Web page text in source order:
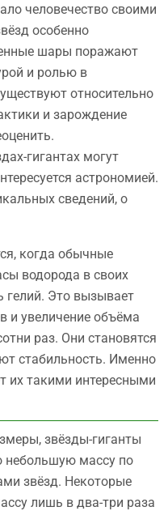
человечество своими
особенно
шары поражают
и ролью в
относительно
и зарождение
гигантах могут
астрономией.
сведений, о
когда обычные
водорода в своих
гелий. Это вызывает
и увеличение объёма
раз. Они становятся
стабильность. Именно
их такими интересными
звёзды-гиганты
небольшую массу по
звёзд. Некоторые
лишь в два-три раза